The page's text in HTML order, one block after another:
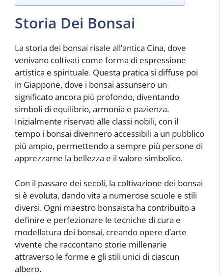
Storia Dei Bonsai
La storia dei bonsai risale all’antica Cina, dove
venivano coltivati come forma di espressione
artistica e spirituale. Questa pratica si diffuse poi
in Giappone, dove i bonsai assunsero un
significato ancora più profondo, diventando
simboli di equilibrio, armonia e pazienza.
Inizialmente riservati alle classi nobili, con il
tempo i bonsai divennero accessibili a un pubblico
più ampio, permettendo a sempre più persone di
apprezzarne la bellezza e il valore simbolico.
Con il passare dei secoli, la coltivazione dei bonsai
si è evoluta, dando vita a numerose scuole e stili
diversi. Ogni maestro bonsaista ha contribuito a
definire e perfezionare le tecniche di cura e
modellatura dei bonsai, creando opere d’arte
vivente che raccontano storie millenarie
attraverso le forme e gli stili unici di ciascun
albero.